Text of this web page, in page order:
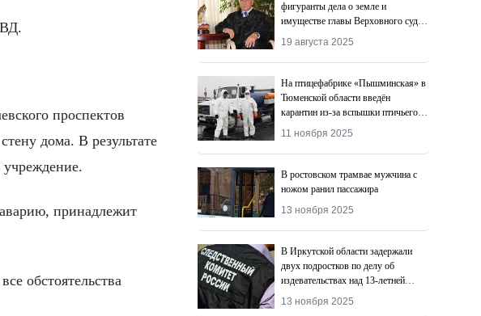
проспектов
дома. В результате
принадлежит
обстоятельства
фигуранты дела о земле и
имуществе главы Верховного суда
Адыгеи
19 августа 2025
На птицефабрике «Пышминская» в
Тюменской области введён
карантин из-за вспышки птичьего
гриппа
11 ноября 2025
В ростовском трамвае мужчина с
ножом ранил пассажира
13 ноября 2025
В Иркутской области задержали
двух подростков по делу об
издевательствах над 13-летней
девочкой
13 ноября 2025